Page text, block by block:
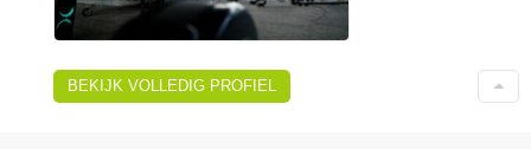
BEKIJK VOLLEDIG PROFIEL